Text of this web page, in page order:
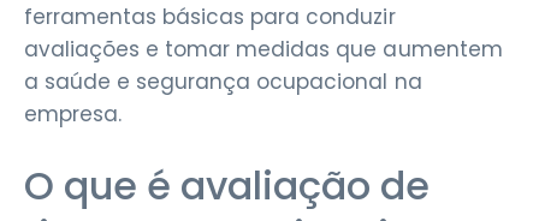
ferramentas básicas para conduzir
avaliações e tomar medidas que aumentem
a saúde e segurança ocupacional na
empresa.
O que é avaliação de